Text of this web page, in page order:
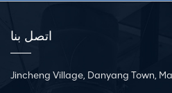
اتصل بنا
Jincheng Village, Danyang Town,